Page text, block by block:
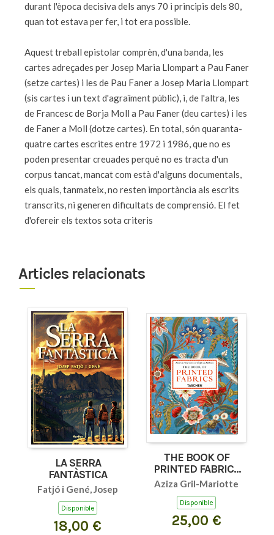
durant l'època decisiva dels anys 70 i principis dels 80,
quan tot estava per fer, i tot era possible.
Aquest treball epistolar comprèn, d'una banda, les
cartes adreçades per Josep Maria Llompart a Pau Faner
(setze cartes) i les de Pau Faner a Josep Maria Llompart
(sis cartes i un text d'agraïment públic), i, de l'altra, les
de Francesc de Borja Moll a Pau Faner (deu cartes) i les
de Faner a Moll (dotze cartes). En total, són quaranta-
quatre cartes escrites entre 1972 i 1986, que no es
poden presentar creuades perquè no es tracta d'un
corpus tancat, mancat com està d'alguns documentals,
els quals, tanmateix, no resten importància als escrits
transcrits, ni generen dificultats de comprensió. El fet
d'ofereir els textos sota criteris
Articles relacionats
LA SERRA
FANTÀSTICA
Fatjó i Gené, Josep
Disponible
18,00 €
THE BOOK OF
PRINTED FABRICS
45TH ED.
Aziza Gril-Mariotte
Disponible
25,00 €